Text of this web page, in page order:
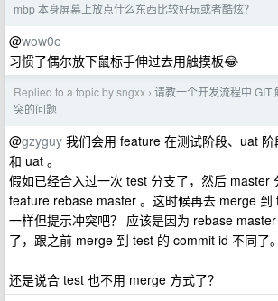
mbp 本身屏幕上放点什么东西比较好玩或者酷炫？
@wow0o
习惯了偶尔放下鼠标手伸过去用触摸板😂
Replied to a topic by sngxx › 请教一个开发流程中 GIT
突的问题
@gzyguy 我们会用 feature 在测试阶段、uat
和 uat 。
假如已经合入过一次 test 分支了，然后 master
feature rebase master 。这时候再去 merge 到
一样但提示冲突吧？ 应该是因为 rebase
了，跟之前 merge 到 test 的 commit id 不同了。
还是说合 test 也不用 merge 方式了？